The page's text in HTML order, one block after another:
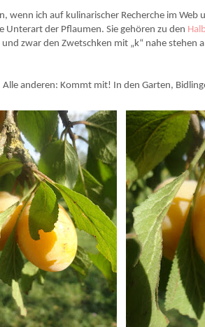
wenn ich auf kulinarischer Recherche im
Unterart der Pflaumen. Sie gehören zu den
zwar den Zwetschken mit „k“ nahe stehen
anderen: Kommt mit! In den Garten,